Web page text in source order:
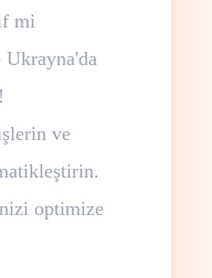
mi
Ukrayna'da
ve
optimize